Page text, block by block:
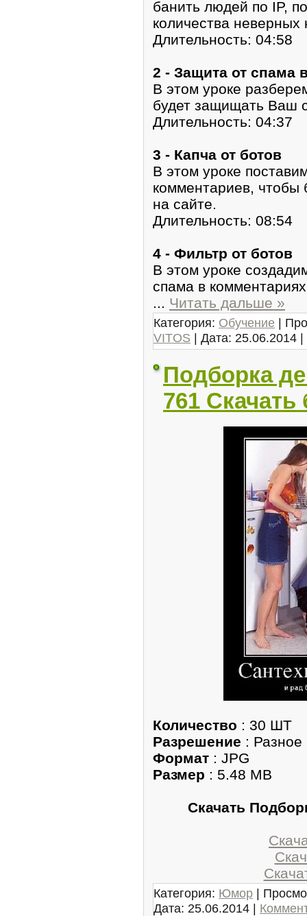
банить людей по IP,
количества
Длительность: 04:58
2 - Защита от спама
В этом уроке
будет защищать Ваш
Длительность: 04:37
3 - Капча от ботов
В этом уроке
комментариев, чтобы
на сайте.
Длительность: 08:54
4 - Фильтр от ботов
В этом уроке
спама в
... Читать дальше »
Категория: Обучение |
VITOS | Дата: 25.06.2014 |
Подборка
761 Скачать
Количество : 30 ШТ
Разрешение : Разное
Формат : JPG
Размер : 5.48 MB
Скачать
Категория: Юмор |
Дата: 25.06.2014 |